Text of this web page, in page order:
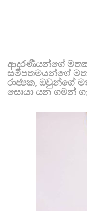
ආදරණීයන්ගේ
සමීපතමයන්ගේ
රාජ්‍යක, ඔවුන්ගේ
සොයා යන ගමන්